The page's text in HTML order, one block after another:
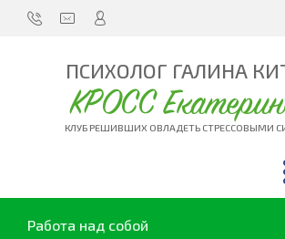
ПСИХОЛОГ ГАЛИНА
КРОСС
КЛУБ РЕШИВШИХ ОВЛАДЕТЬ СТРЕССОВЫМИ
Работа над собой